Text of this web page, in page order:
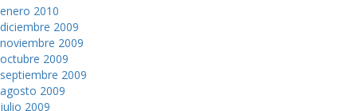
enero 2010
diciembre 2009
noviembre 2009
octubre 2009
septiembre 2009
agosto 2009
julio 2009